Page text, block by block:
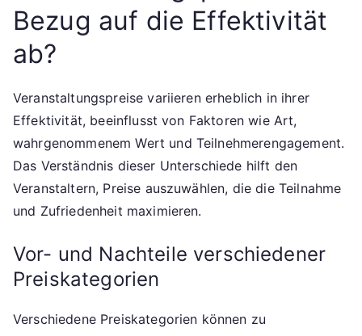
Bezug auf die Effektivität
ab?
Veranstaltungspreise variieren erheblich in ihrer
Effektivität, beeinflusst von Faktoren wie Art,
wahrgenommenem Wert und Teilnehmerengagement.
Das Verständnis dieser Unterschiede hilft den
Veranstaltern, Preise auszuwählen, die die Teilnahme
und Zufriedenheit maximieren.
Vor- und Nachteile verschiedener
Preiskategorien
Verschiedene Preiskategorien können zu